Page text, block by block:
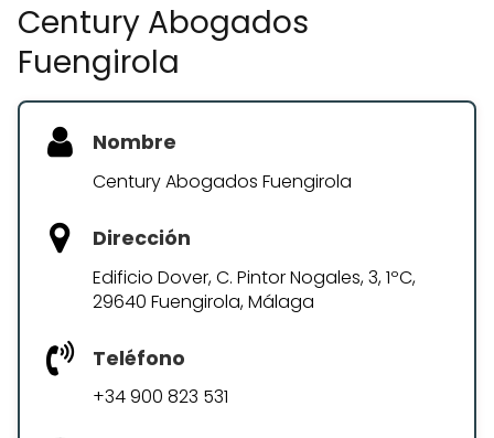
Century Abogados
Fuengirola
Nombre
Century Abogados Fuengirola
Dirección
Edificio Dover, C. Pintor Nogales, 3, 1ºC,
29640 Fuengirola, Málaga
Teléfono
+34 900 823 531